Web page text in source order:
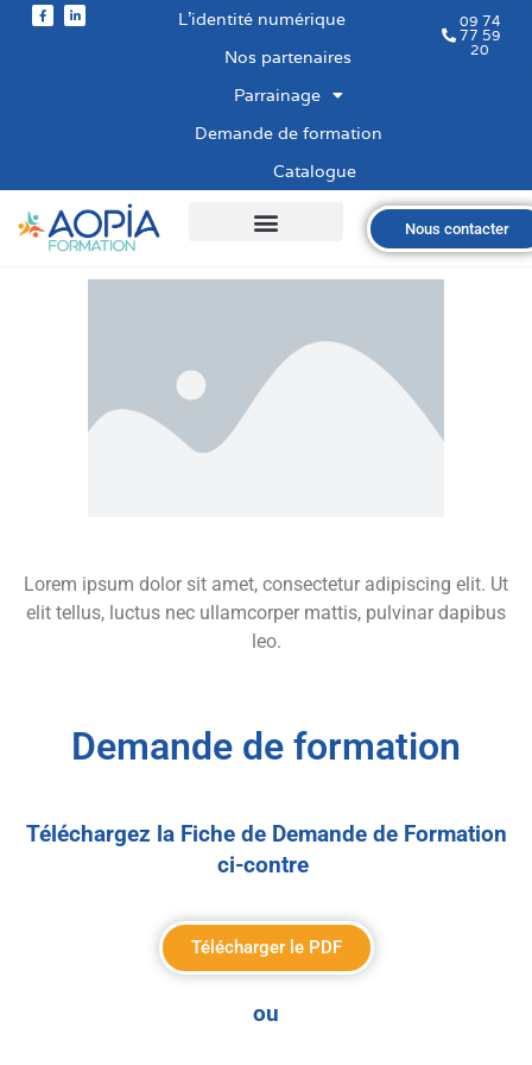
L’identité numérique
Nos partenaires
Parrainage
Demande de formation
Catalogue
09 74
77 59
20
Nous contacter
Lorem ipsum dolor sit amet, consectetur adipiscing elit. Ut
elit tellus, luctus nec ullamcorper mattis, pulvinar dapibus
leo.
Demande de formation
Téléchargez la Fiche de Demande de Formation
ci-contre
Télécharger le PDF
ou